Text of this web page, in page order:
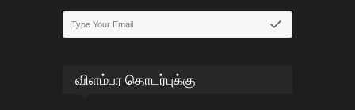
விளம்பர தொடர்புக்கு